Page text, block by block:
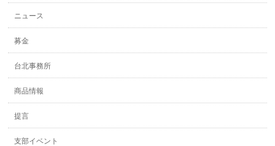
ニュース
募金
台北事務所
商品情報
提言
支部イベント